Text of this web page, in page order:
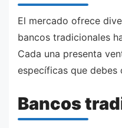
El mercado ofrece
bancos tradicionales
Cada una presenta
específicas que debes
Bancos